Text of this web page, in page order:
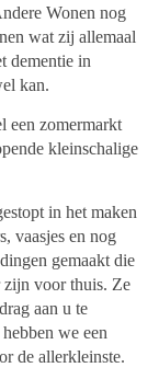
Wonen nog
wat zij allemaal
dementie in
kan.
een zomermarkt
kleinschalige
in het maken
vaasjes en nog
gemaakt die
voor thuis. Ze
aan u te
we een
de allerkleinste.